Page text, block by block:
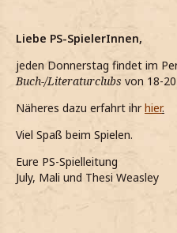
Jetzt Fanclub-
Liebe PS-SpielerInnen,
jeden Donnerstag findet im
Buch-/Literaturclubs von 18-
Näheres dazu erfahrt ihrhier.
Viel Spaß beim Spielen.
Eure PS-Spielleitung
July, Mali und Thesi Weasley